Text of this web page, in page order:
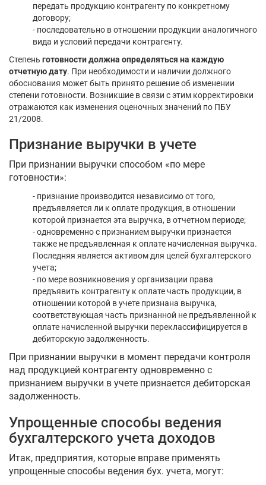
передать продукцию контрагенту по конкретному
договору;
- последовательно в отношении продукции аналогичного
вида и условий передачи контрагенту.
Степень готовности должна определяться на каждую
отчетную дату. При необходимости и наличии должного
обоснования может быть принято решение об изменении
степени готовности. Возникшие в связи с этим корректировки
отражаются как изменения оценочных значений по ПБУ
21/2008.
Признание выручки в учете
При признании выручки способом «по мере
готовности»:
- признание производится независимо от того,
предъявляется ли к оплате продукция, в отношении
которой признается эта выручка, в отчетном периоде;
- одновременно с признанием выручки признается
также не предъявленная к оплате начисленная выручка.
Последняя является активом для целей бухгалтерского
учета;
- по мере возникновения у организации права
предъявить контрагенту к оплате часть продукции, в
отношении которой в учете признана выручка,
соответствующая часть признанной не предъявленной к
оплате начисленной выручки переклассифицируется в
дебиторскую задолженность.
При признании выручки в момент передачи контроля
над продукцией контрагенту одновременно с
признанием выручки в учете признается дебиторская
задолженность.
Упрощенные способы ведения
бухгалтерского учета доходов
Итак, предприятия, которые вправе применять
упрощенные способы ведения бух. учета, могут: